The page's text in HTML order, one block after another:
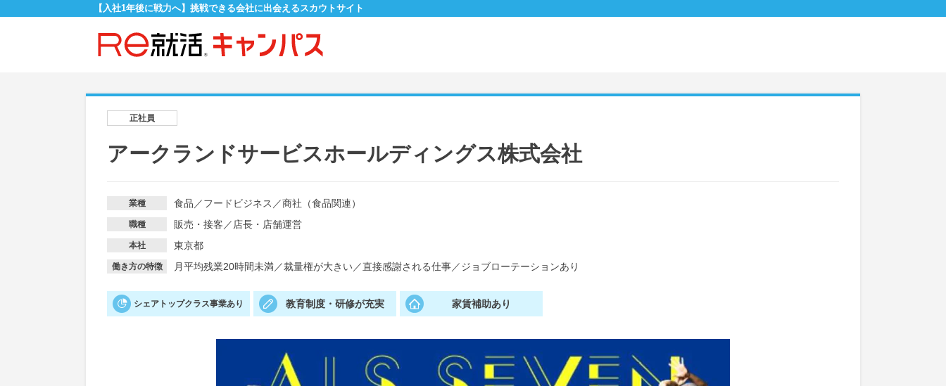
【入社1年後に戦力へ】挑戦できる会社に出会えるスカウトサイト
正社員
アークランドサービスホールディングス株式会社
業種 食品 ／フードビジネス ／商社（食品関連）
職種 販売・接客 ／ 店長・店舗運営
本社 東京都
働き方の特徴 月平均残業20時間未満／裁量権が大きい／直接感謝される仕事／ジョブローテーションあり
シェアトップクラス事業あり 教育制度・研修が充実 家賃補助あり